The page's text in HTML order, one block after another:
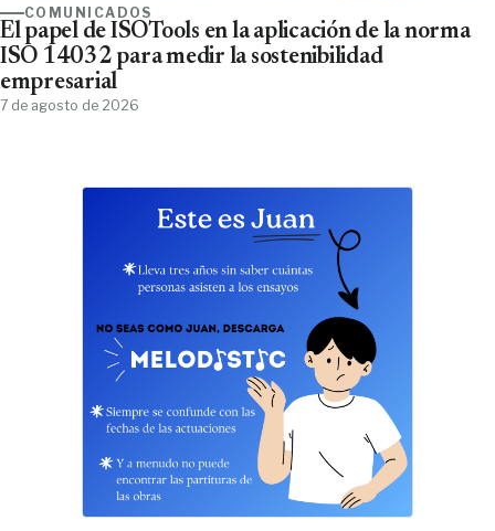
COMUNICADOS
El papel de ISOTools en la aplicación de la norma
ISO 14032 para medir la sostenibilidad
empresarial
7 de agosto de 2026